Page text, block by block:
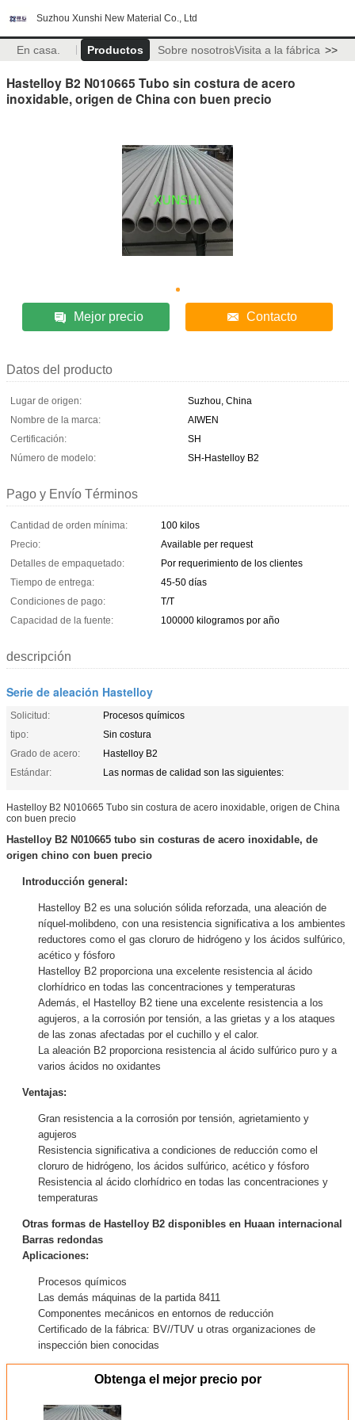
Suzhou Xunshi New Material Co., Ltd
En casa. Productos Sobre nosotrosVisita a la fábrica >>
Hastelloy B2 N010665 Tubo sin costura de acero
inoxidable, origen de China con buen precio
Mejor precio Contacto
Datos del producto
Lugar de origen:
Suzhou, China
Nombre de la marca:
AIWEN
Certificación:
SH
Número de modelo:
SH-Hastelloy B2
Pago y Envío Términos
Cantidad de orden mínima:
100 kilos
Precio:
Available per request
Detalles de empaquetado:
Por requerimiento de los clientes
Tiempo de entrega:
45-50 días
Condiciones de pago:
T/T
Capacidad de la fuente:
100000 kilogramos por año
descripción
Serie de aleación Hastelloy
Solicitud:
Procesos químicos
tipo:
Sin costura
Grado de acero:
Hastelloy B2
Estándar:
Las normas de calidad son las siguientes:
Hastelloy B2 N010665 Tubo sin costura de acero inoxidable, origen de China
con buen precio
Hastelloy B2 N010665 tubo sin costuras de acero inoxidable, de
origen chino con buen precio
Introducción general:
Hastelloy B2 es una solución sólida reforzada, una aleación de
níquel-molibdeno, con una resistencia significativa a los ambientes
reductores como el gas cloruro de hidrógeno y los ácidos sulfúrico,
acético y fósforo
Hastelloy B2 proporciona una excelente resistencia al ácido
clorhídrico en todas las concentraciones y temperaturas
Además, el Hastelloy B2 tiene una excelente resistencia a los
agujeros, a la corrosión por tensión, a las grietas y a los ataques
de las zonas afectadas por el cuchillo y el calor.
La aleación B2 proporciona resistencia al ácido sulfúrico puro y a
varios ácidos no oxidantes
Ventajas:
Gran resistencia a la corrosión por tensión, agrietamiento y
agujeros
Resistencia significativa a condiciones de reducción como el
cloruro de hidrógeno, los ácidos sulfúrico, acético y fósforo
Resistencia al ácido clorhídrico en todas las concentraciones y
temperaturas
Otras formas de Hastelloy B2 disponibles en Huaan internacional
Barras redondas
Aplicaciones:
Procesos químicos
Las demás máquinas de la partida 8411
Componentes mecánicos en entornos de reducción
Certificado de la fábrica: BV//TUV u otras organizaciones de
inspección bien conocidas
Obtenga el mejor precio por